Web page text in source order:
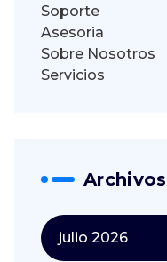
Soporte
Asesoria
Sobre Nosotros
Servicios
Archivos
julio 2026